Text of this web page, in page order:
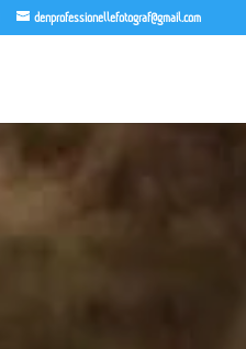
denprofessionellefotograf@gmail.com